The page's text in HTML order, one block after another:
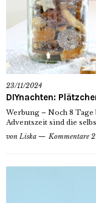
23/11/2024
DIYnachten:
Werbung – Noch 8 Tage
Adventszeit sind die
von Liska Kommentare